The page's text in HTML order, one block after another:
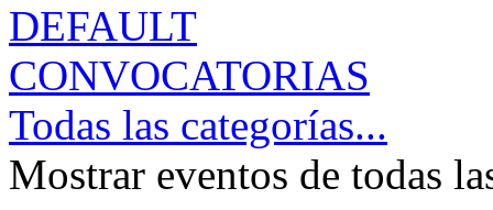
DEFAULT
CONVOCATORIAS
Todas las categorías...
Mostrar eventos de todas